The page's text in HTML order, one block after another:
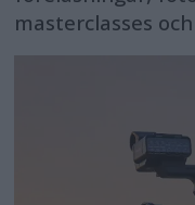
masterclasses